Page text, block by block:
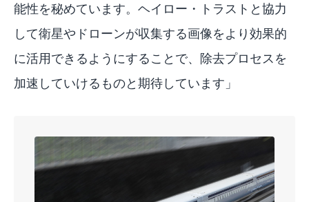
能性を秘めています。ヘイロー・トラストと協力
して衛星やドローンが収集する画像をより効果的
に活用できるようにすることで、除去プロセスを
加速していけるものと期待しています」